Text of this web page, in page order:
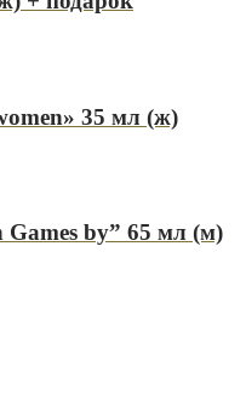
35 мл (ж)
by” 65 мл (м)